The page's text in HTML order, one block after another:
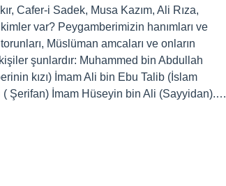
Cafer-i Sadek, Musa Kazım, Ali Rıza,
var? Peygamberimizin hanımları ve
Müslüman amcaları ve onların
şunlardır: Muhammed bin Abdullah
kızı) İmam Ali bin Ebu Talib (İslam
( Şerifan) İmam Hüseyin bin Ali (Sayyidan).…